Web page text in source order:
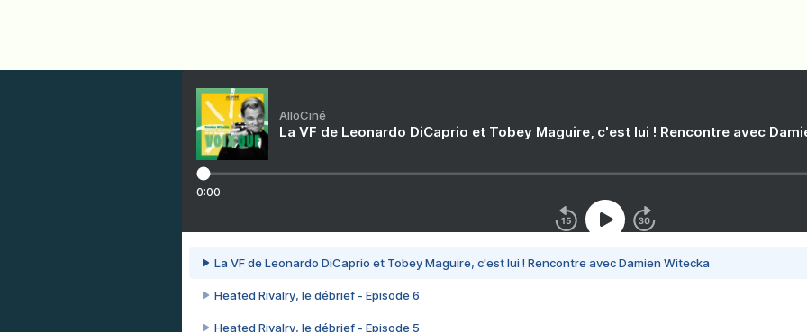
AlloCiné
La VF de Leonardo DiCaprio et Tobey Maguire, c'est lui ! Rencontre avec
0:00
La VF de Leonardo DiCaprio et Tobey Maguire, c'est lui ! Rencontre avec Damien Witecka
Heated Rivalry, le débrief - Episode 6
Heated Rivalry, le débrief - Episode 5